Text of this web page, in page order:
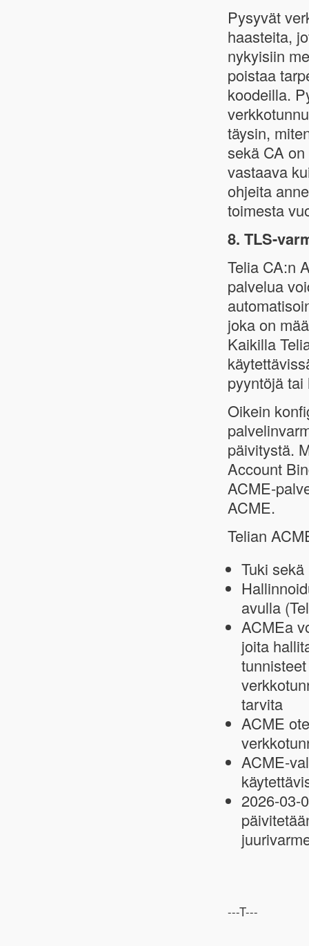
Pysyvät
haasteita,
nykyisiin
poistaa
koodeilla.
täysin,
sekä CA
vastaava
ohjeita
toimesta
8. TLS-
Telia CA:n
palvelua
joka on
Kaikilla
pyyntöjä
Oikein
päivitystä.
Account
ACME-
ACME.
Telian
Tuki
avulla
ACMEa
joita
tarvita
ACME
ACME-
2026-03-
---T---